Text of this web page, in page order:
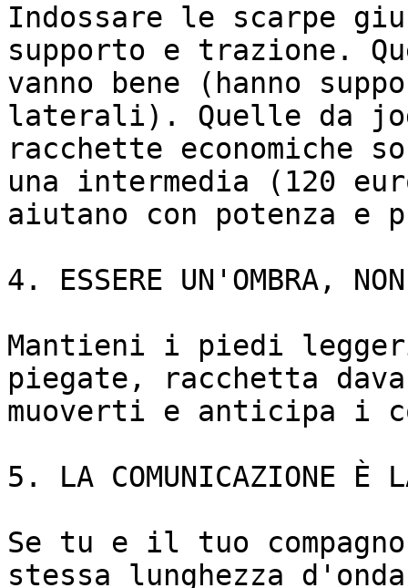
Indossare le scarpe
supporto e trazione.
vanno bene (hanno
laterali). Quelle da
racchette economiche
una intermedia (120
aiutano con potenza e
4. ESSERE UN'OMBRA,
Mantieni i piedi
piegate, racchetta
muoverti e anticipa i
5. LA COMUNICAZIONE È
Se tu e il tuo
stessa lunghezza